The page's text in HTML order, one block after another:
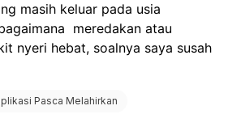
masih keluar pada usia
meredakan atau
nyeri hebat, soalnya saya susah
Pasca Melahirkan